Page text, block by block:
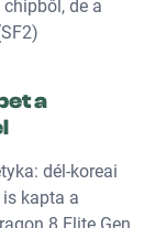
de a
a
dél-koreai
kapta a